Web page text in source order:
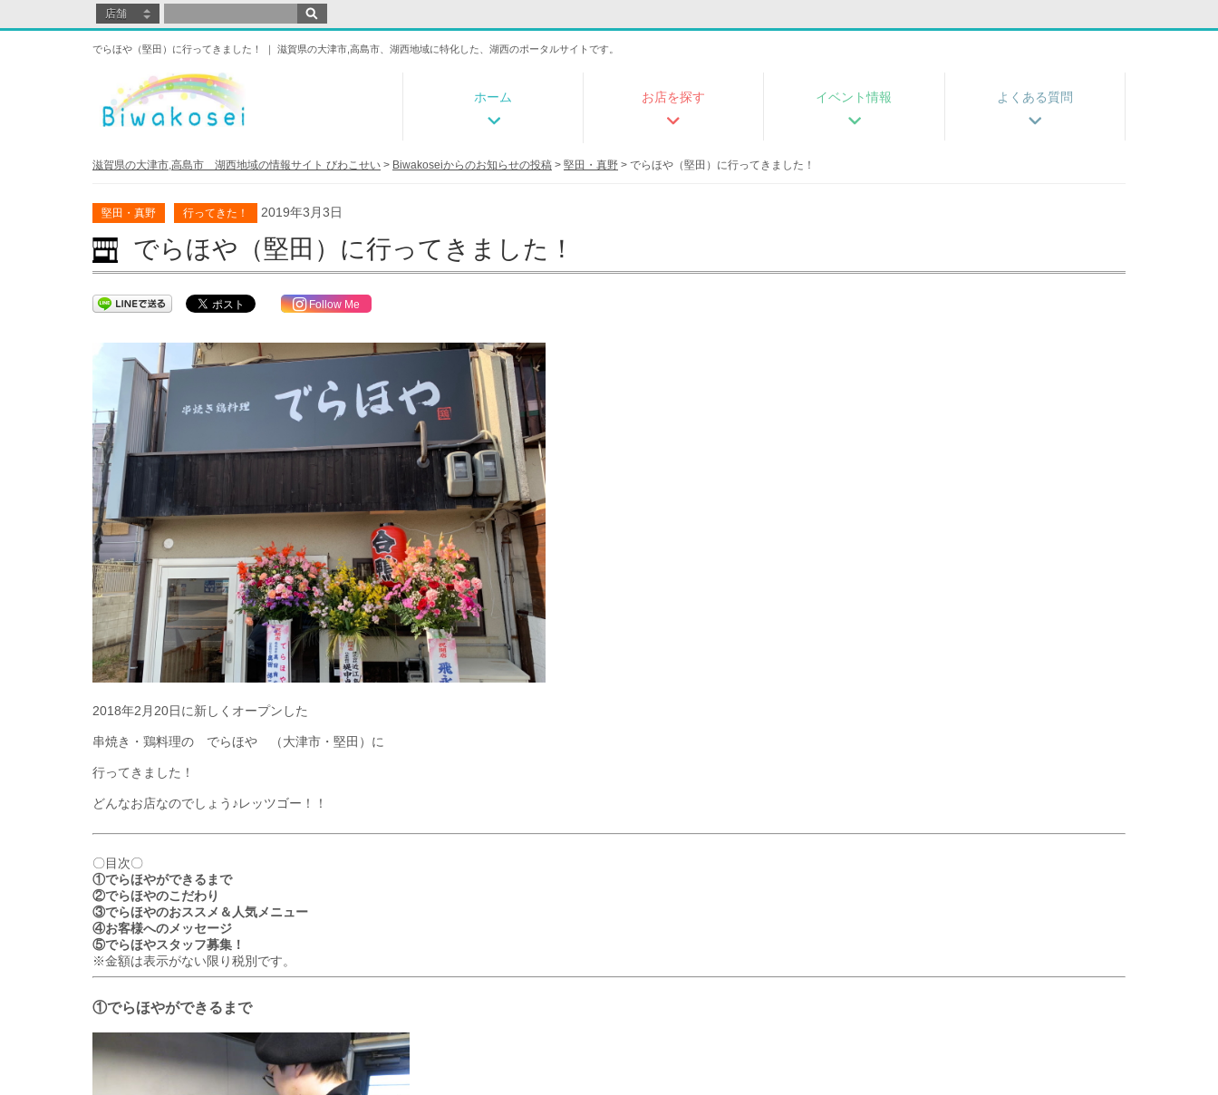
でらほや（堅田）に行ってきました！ ｜ 滋賀県の大津市,高島市、湖西地域に特化した、湖西のポータルサイトです。
ホーム お店を探す イベント情報 よくある質問
お問い合せ
滋賀県の大津市,高島市 湖西地域の情報サイト びわこせい > Biwakoseiからのお知らせの投稿 > 堅田・真野 > でらほや（堅田）に行ってきました！
堅田・真野 行ってきた！ 2019年3月3日
でらほや（堅田）に行ってきました！
Follow Me
2018年2月20日に新しくオープンした
串焼き・鶏料理の でらほや （大津市・堅田）に
行ってきました！
どんなお店なのでしょう♪レッツゴー！！
〇目次〇
①でらほやができるまで
②でらほやのこだわり
③でらほやのおススメ＆人気メニュー
④お客様へのメッセージ
⑤でらほやスタッフ募集！
※金額は表示がない限り税別です。
①でらほやができるまで